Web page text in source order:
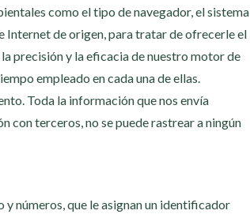
como el tipo de navegador, el sistema
Internet de origen, para tratar de ofrecerle el
precisión y la eficacia de nuestro motor de
empleado en cada una de ellas.
Toda la información que nos envía
con terceros, no se puede rastrear a ningún
números, que le asignan un identificador